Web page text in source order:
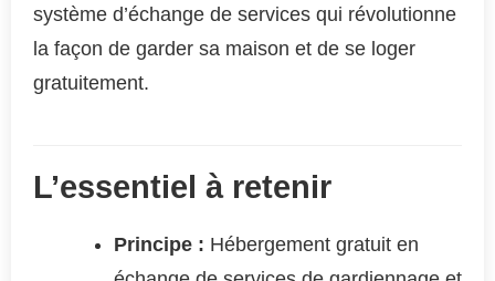
système d’échange de services qui révolutionne
la façon de garder sa maison et de se loger
gratuitement.
L’essentiel à retenir
Principe : Hébergement gratuit en